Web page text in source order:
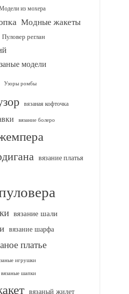
из мохера
Модные жакеты
Пуловер реглан
модели
Узоры ромбы
вязаная кофточка
вязание болеро
вязание платья
вязание шали
вязание шарфа
платье
игрушки
вязаные шапки
вязаный жилет